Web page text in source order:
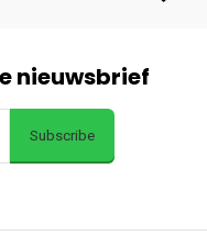
nieuwsbrief
Subscribe